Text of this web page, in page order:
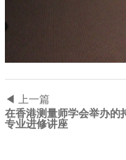
◀ 上一篇
在香港测量师学会举办的
专业进修讲座